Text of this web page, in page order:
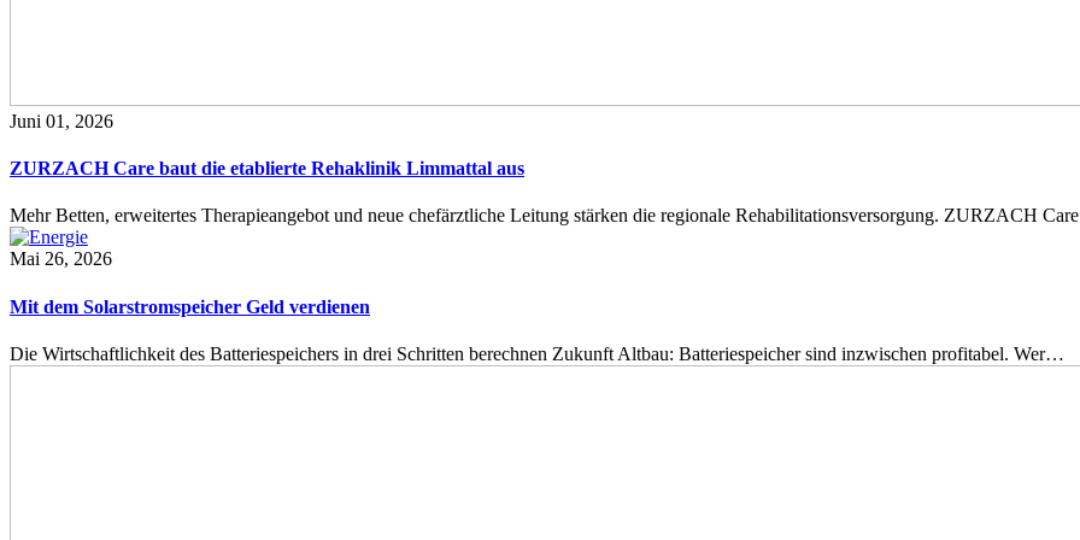
Juni 01, 2026
ZURZACH Care baut die etablierte Rehaklinik Limmattal aus
Mehr Betten, erweitertes Therapieangebot und neue chefärztliche Leitung stärken die regionale Rehabilitationsversorgung. ZURZACH
Mai 26, 2026
Mit dem Solarstromspeicher Geld verdienen
Die Wirtschaftlichkeit des Batteriespeichers in drei Schritten berechnen Zukunft Altbau: Batteriespeicher sind inzwischen profitabel. Wer…